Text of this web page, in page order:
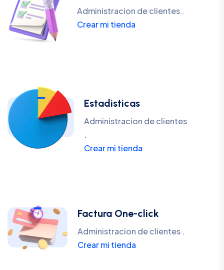
Administracion de clientes .
Crear mi tienda
Estadisticas
Administracion de clientes
.
Crear mi tienda
Factura One-click
Administracion de clientes .
Crear mi tienda